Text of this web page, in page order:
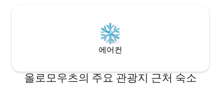
에어컨
올로모우츠의 주요 관광지 근처 숙소